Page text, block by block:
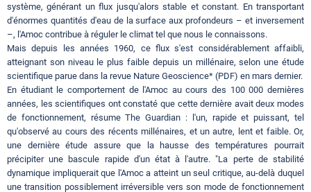
système, générant un flux jusqu'alors stable et constant. En transportant
d'énormes quantités d'eau de la surface aux profondeurs – et inversement
–, l'Amoc contribue à réguler le climat tel que nous le connaissons.
Mais depuis les années 1960, ce flux s'est considérablement affaibli,
atteignant son niveau le plus faible depuis un millénaire, selon une étude
scientifique parue dans la revue Nature Geoscience* (PDF) en mars dernier.
En étudiant le comportement de l'Amoc au cours des 100 000 dernières
années, les scientifiques ont constaté que cette dernière avait deux modes
de fonctionnement, résume The Guardian : l'un, rapide et puissant, tel
qu'observé au cours des récents millénaires, et un autre, lent et faible. Or,
une dernière étude assure que la hausse des températures pourrait
précipiter une bascule rapide d'un état à l'autre. "La perte de stabilité
dynamique impliquerait que l'Amoc a atteint un seul critique, au-delà duquel
une transition possiblement irréversible vers son mode de fonctionnement